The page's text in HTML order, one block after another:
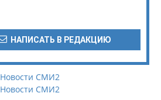
НАПИСАТЬ В РЕДАКЦИЮ
Новости СМИ2
Новости СМИ2